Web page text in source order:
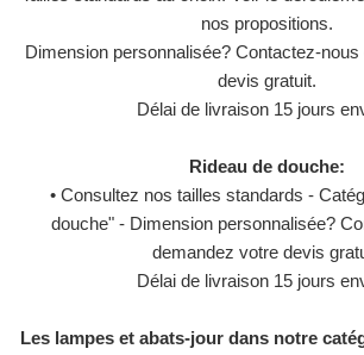
nos propositions.
Dimension personnalisée? Contactez-
devis gratuit.
Délai de livraison 15 jours
Rideau de douche:
• Consultez nos tailles standards -
douche" - Dimension personnalisée?
demandez votre devis
Délai de livraison 15 jours
Les lampes et abats-jour dans notre